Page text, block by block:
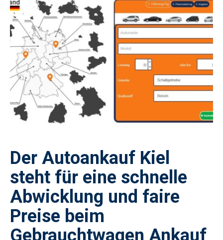
Der Autoankauf Kiel
steht für eine schnelle
Abwicklung und faire
Preise beim
Gebrauchtwagen Ankauf